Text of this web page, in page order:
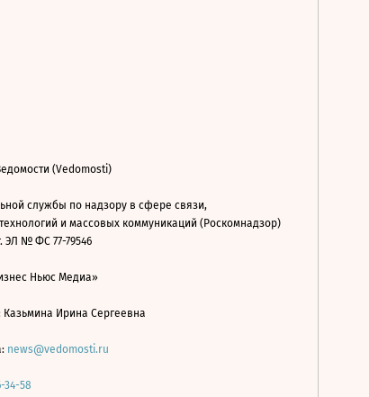
(Vedomosti)
службы по надзору в сфере связи,
и массовых коммуникаций (Роскомнадзор)
ЭЛ № ФС 77-79546
Ньюс Медиа»
Казьмина Ирина Сергеевна
news@vedomosti.ru
34-58